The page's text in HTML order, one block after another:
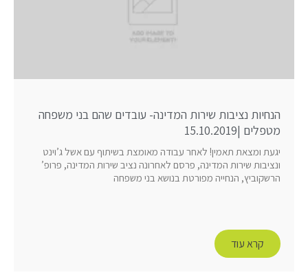
הנחיות נציבות שירות המדינה- עובדים שהם בני משפחה
מטפלים |15.10.2019
יגעת ומצאת תאמין! לאחר עבודה מאומצת בשיתוף עם אשל ג’וינט
ונציבות שירות המדינה, פרסם לאחרונה נציב שירות המדינה, פרופ’
הרשקוביץ, הנחייה מפורטת בנושא בני משפחה
קרא עוד